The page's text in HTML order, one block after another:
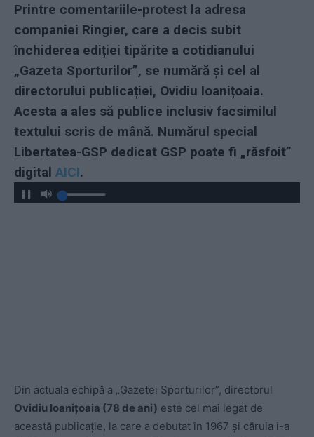
Printre comentariile-protest la adresa
companiei Ringier, care a decis subit
închiderea ediției tipărite a cotidianului
„Gazeta Sporturilor”, se numără și cel al
directorului publicației, Ovidiu Ioanițoaia.
Acesta a ales să publice inclusiv facsimilul
textului scris de mână. Numărul special
Libertatea-GSP dedicat GSP poate fi „răsfoit”
digital AICI.
Din actuala echipă a „Gazetei Sporturilor”, directorul
Ovidiu Ioanițoaia (78 de ani) este cel mai legat de
această publicație, la care a debutat în 1967 și căruia i-a